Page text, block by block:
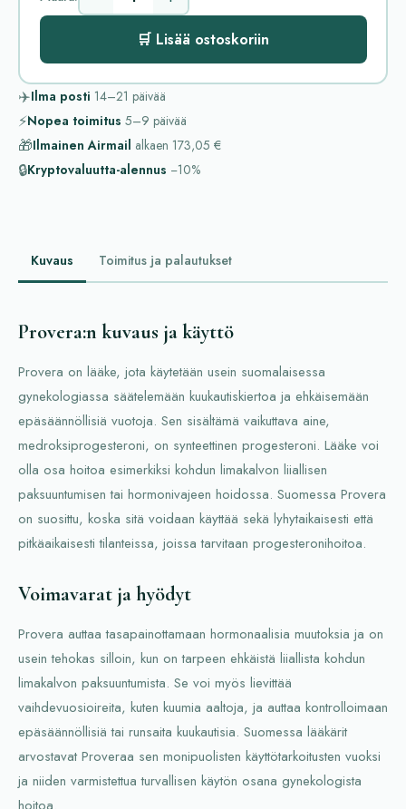
🛒 Lisää ostoskoriin
✈️Ilma posti 14–21 päivää
⚡Nopea toimitus 5–9 päivää
🎁Ilmainen Airmail alkaen 173,05 €
🔒Kryptovaluutta-alennus −10%
Kuvaus Toimitus ja palautukset
Provera:n kuvaus ja käyttö
Provera on lääke, jota käytetään usein suomalaisessa
gynekologiassa säätelemään kuukautiskiertoa ja ehkäisemään
epäsäännöllisiä vuotoja. Sen sisältämä vaikuttava aine,
medroksiprogesteroni, on synteettinen progesteroni. Lääke voi
olla osa hoitoa esimerkiksi kohdun limakalvon liiallisen
paksuuntumisen tai hormonivajeen hoidossa. Suomessa Provera
on suosittu, koska sitä voidaan käyttää sekä lyhytaikaisesti että
pitkäaikaisesti tilanteissa, joissa tarvitaan progesteronihoitoa.
Voimavarat ja hyödyt
Provera auttaa tasapainottamaan hormonaalisia muutoksia ja on
usein tehokas silloin, kun on tarpeen ehkäistä liiallista kohdun
limakalvon paksuuntumista. Se voi myös lievittää
vaihdevuosioireita, kuten kuumia aaltoja, ja auttaa kontrolloimaan
epäsäännöllisiä tai runsaita kuukautisia. Suomessa lääkärit
arvostavat Proveraa sen monipuolisten käyttötarkoitusten vuoksi
ja niiden varmistettua turvallisen käytön osana gynekologista
hoitoa.